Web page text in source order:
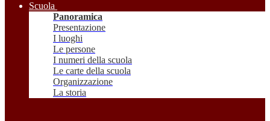
Scuola
Panoramica
Presentazione
I luoghi
Le persone
I numeri della scuola
Le carte della scuola
Organizzazione
La storia